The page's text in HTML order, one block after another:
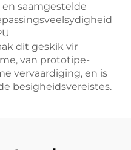
saamgestelde
dit geskik vir
van prototipe-
vervaardiging, en is
besigheidsvereistes.